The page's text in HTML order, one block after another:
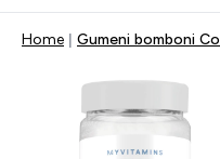
Home Gumeni bomboni